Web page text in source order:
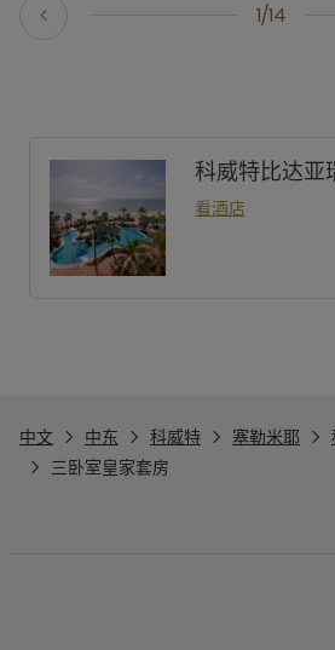
1/14
科威特比达亚
看酒店
中文 中东 科威特 塞勒米耶
三卧室皇家套房